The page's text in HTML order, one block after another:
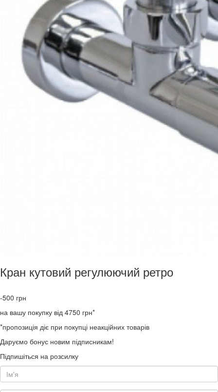
Кран кутовий регулюючий ретро
-500 грн
на вашу покупку від 4750 грн*
*пропозиція діє при покупці неакційних товарів
Даруємо бонус новим підписникам!
Підпишіться на розсилку